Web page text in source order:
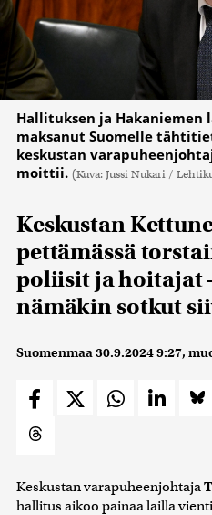
Hallituksen ja
maksanut Suomelle
keskustan
moittii. (Kuva: Jussi Nukari /
Keskustan
pettämässä
poliisit ja hoitajat
nämäkin sotkut
Suomenmaa30.9.2024 9:27,
Keskustan varapuheenjohtaja
hallitus aikoo painaa lailla